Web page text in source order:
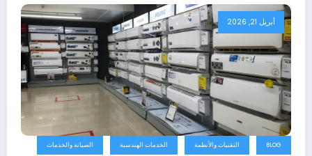
أبريل 21, 2026
BLOG التقنيات والأنظمة الخدمات الهندسية الصيانة والخدمات